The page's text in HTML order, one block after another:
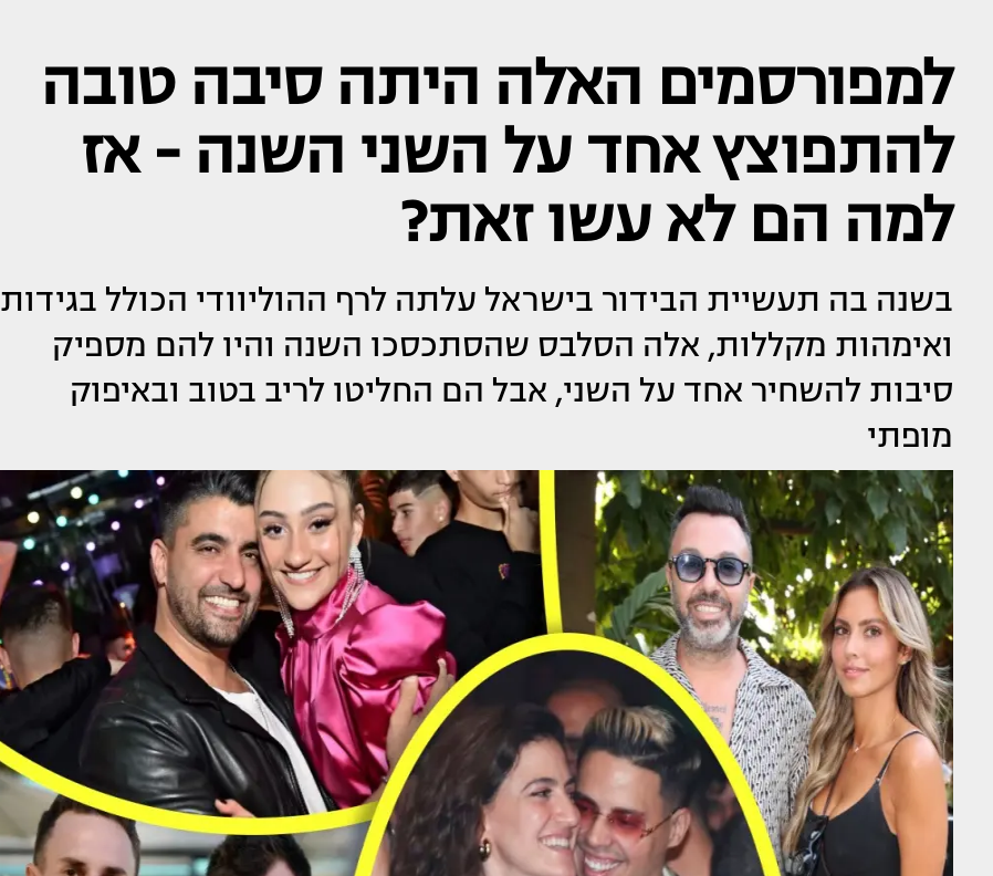
למפורסמים האלה היתה סיבה טובה
להתפוצץ אחד על השני השנה - אז
למה הם לא עשו זאת?
בשנה בה תעשיית הבידור בישראל עלתה לרף ההוליוודי הכולל בגידות
ואימהות מקללות, אלה הסלבס שהסתכסכו השנה והיו להם מספיק
סיבות להשחיר אחד על השני, אבל הם החליטו לריב בטוב ובאיפוק
מופתי